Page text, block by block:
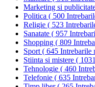
Marketing si
Politica ( 500
Religie ( 523
Sanatate ( 957
Shopping ( 809
Sport ( 645 Intrebarile
Stiinta si mistere (
Tehnologie ( 460
Telefonie ( 635